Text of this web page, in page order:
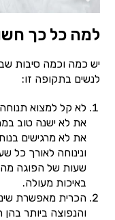
למה כל כך
יש כמה וכמה סיבות
לנשים בתקופה זו:
לא קל למצוא
את לא ישנה טוב
את לא מרגישים
ונינוחה לאורך כל
שעות של הפוגה
באיכות מעולה.
הכרית מאפשרת
והנפוצה ביותר בהן